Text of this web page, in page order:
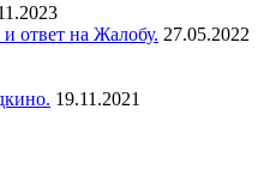
ответ на Жалобу. 27.05.2022
19.11.2021